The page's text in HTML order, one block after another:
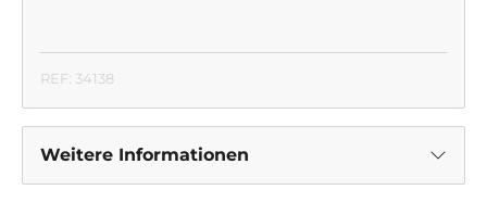
REF: 34138
Weitere Informationen